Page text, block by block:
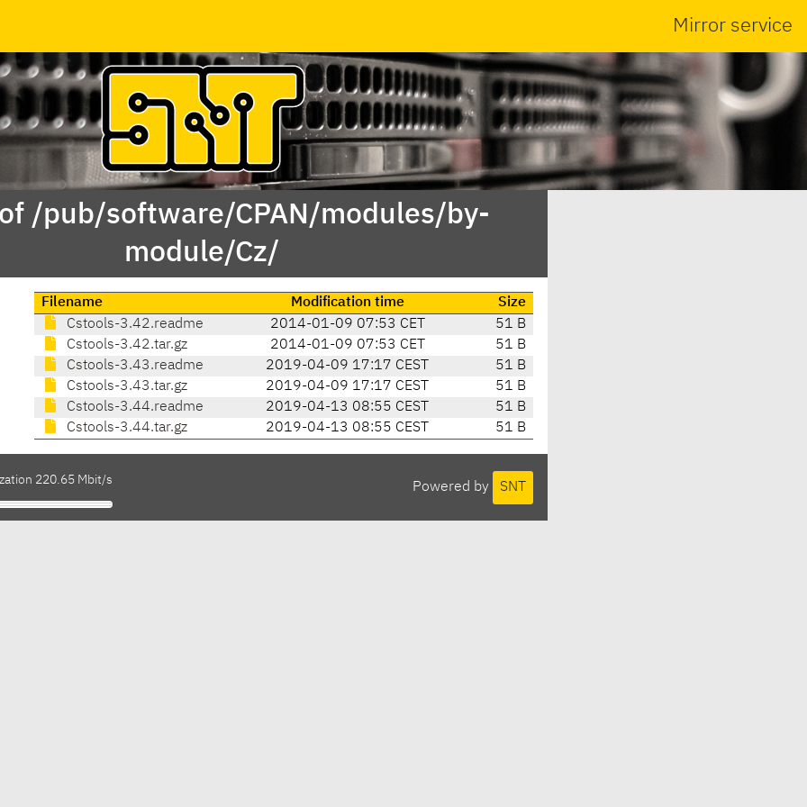
Mirror service
/pub/software/CPAN/modules/by-
module/Cz/
Filename Modification time
Size
Cstools-3.42.readme
2014-01-09 07:53 CET
51 B
Cstools-3.42.tar.gz
2014-01-09 07:53 CET
51 B
Cstools-3.43.readme
2019-04-09 17:17 CEST
51 B
Cstools-3.43.tar.gz
2019-04-09 17:17 CEST
51 B
Cstools-3.44.readme
2019-04-13 08:55 CEST
51 B
Cstools-3.44.tar.gz
2019-04-13 08:55 CEST 51 B
Powered by SNT
220.65 Mbit/s